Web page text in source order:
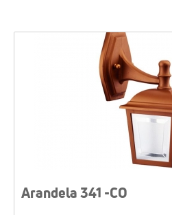
Arandela 341 -CO